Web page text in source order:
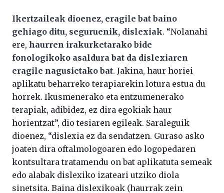
Ikertzaileak dioenez, eragile bat baino
gehiago ditu, seguruenik, dislexiak. “Nolanahi
ere, haurren irakurketarako bide
fonologikoko asaldura bat da dislexiaren
eragile nagusietako bat. Jakina, haur horiei
aplikatu beharreko terapiarekin lotura estua du
horrek. Ikusmenerako eta entzumenerako
terapiak, adibidez, ez dira egokiak haur
horientzat”, dio tesiaren egileak. Saraleguik
dioenez, “dislexia ez da sendatzen. Guraso asko
joaten dira oftalmologoaren edo logopedaren
kontsultara tratamendu on bat aplikatuta semeak
edo alabak dislexiko izateari utziko diola
sinetsita. Baina dislexikoak (haurrak zein